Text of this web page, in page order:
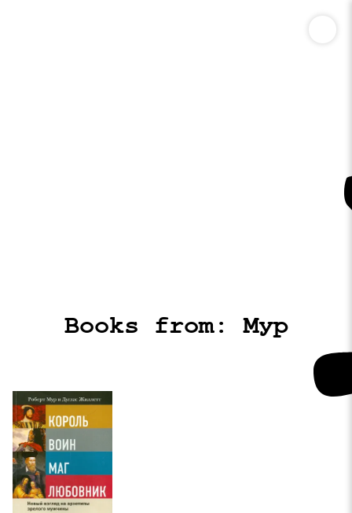
Books from: Мур